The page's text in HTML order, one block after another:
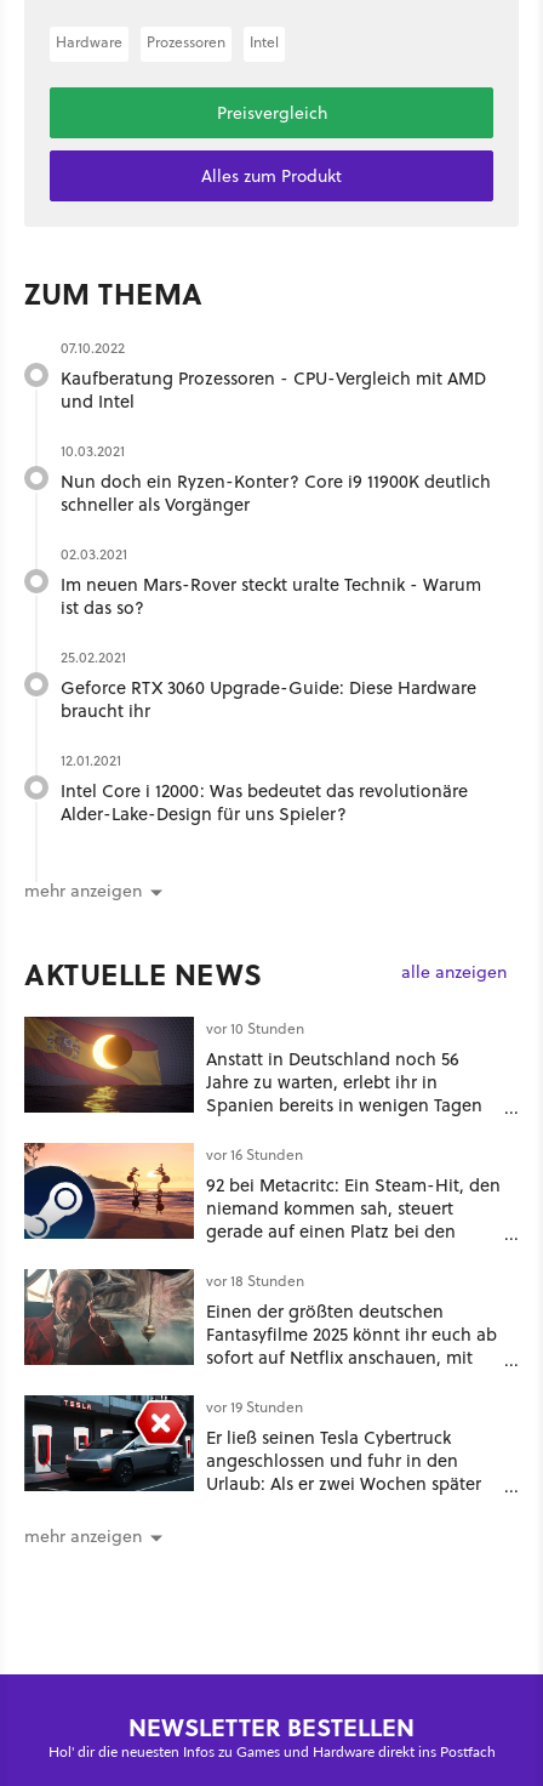
Hardware Prozessoren Intel
Preisvergleich
Alles zum Produkt
ZUM THEMA
07.10.2022
Kaufberatung Prozessoren - CPU-Vergleich mit AMD
und Intel
10.03.2021
Nun doch ein Ryzen-Konter? Core i9 11900K deutlich
schneller als Vorgänger
02.03.2021
Im neuen Mars-Rover steckt uralte Technik - Warum
ist das so?
25.02.2021
Geforce RTX 3060 Upgrade-Guide: Diese Hardware
braucht ihr
12.01.2021
Intel Core i 12000: Was bedeutet das revolutionäre
Alder-Lake-Design für uns Spieler?
mehr anzeigen
AKTUELLE NEWS alle anzeigen
vor 10 Stunden
Anstatt in Deutschland noch 56
Jahre zu warten, erlebt ihr in
Spanien bereits in wenigen Tagen
vor 16 Stunden
92 bei Metacritc: Ein Steam-Hit, den
niemand kommen sah, steuert
gerade auf einen Platz bei den
vor 18 Stunden
Einen der größten deutschen
Fantasyfilme 2025 könnt ihr euch ab
sofort auf Netflix anschauen, mit
vor 19 Stunden
Er ließ seinen Tesla Cybertruck
angeschlossen und fuhr in den
Urlaub: Als er zwei Wochen später
mehr anzeigen
NEWSLETTER BESTELLEN
Hol' dir die neuesten Infos zu Games und Hardware direkt ins Postfach